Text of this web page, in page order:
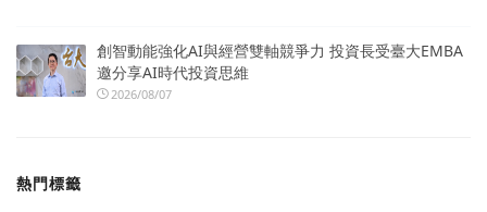
創智動能強化AI與經營雙軸競爭力 投資長受臺大EMBA
邀分享AI時代投資思維
2026/08/07
熱門標籤